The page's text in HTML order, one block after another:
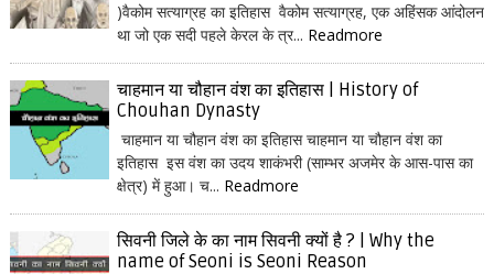
)वैकोम सत्याग्रह का इतिहास वैकोम सत्याग्रह, एक अहिंसक आंदोलन
था जो एक सदी पहले केरल के त्र... Readmore
चाहमान या चौहान वंश का इतिहास | History of
Chouhan Dynasty
चाहमान या चौहान वंश का इतिहास चाहमान या चौहान वंश का
इतिहास इस वंश का उदय शाकंभरी (साम्भर अजमेर के आस-पास का
क्षेत्र) में हुआ। च... Readmore
सिवनी जिले के का नाम सिवनी क्यों है ? | Why the
name of Seoni is Seoni Reason